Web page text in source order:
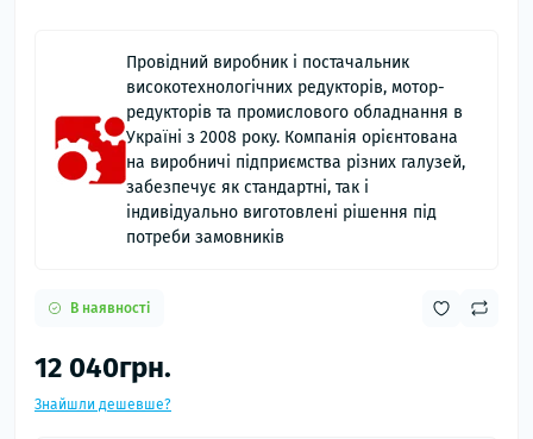
Провідний виробник і постачальник
високотехнологічних редукторів, мотор-
редукторів та промислового обладнання в
Україні з 2008 року. Компанія орієнтована
на виробничі підприємства різних галузей,
забезпечує як стандартні, так і
індивідуально виготовлені рішення під
потреби замовників
В наявності
12 040грн.
Знайшли дешевше?